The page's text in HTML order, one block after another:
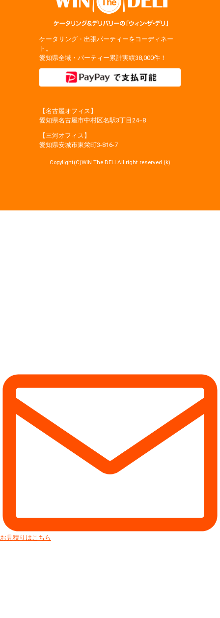
ケータリング・出張パーティーをコーディネー
ト。
愛知県全域・パーティー累計実績38,000件！
【名古屋オフィス】
愛知県名古屋市中村区名駅3丁目24−8
【三河オフィス】
愛知県安城市東栄町3‐816‐7
Copylight(C)WIN The DELI All right reserved.(k)
お見積りはこちら